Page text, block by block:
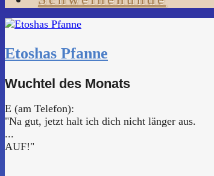
Etoshas Pfanne
Wuchtel des Monats
E (am Telefon):
"Na gut, jetzt halt ich dich nicht länger aus.
...
AUF!"